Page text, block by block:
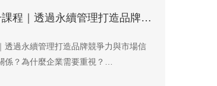
ESG與品牌價值提升課程｜透過永續管理打造品牌競爭力與市場信任
透過永續管理打造品牌競爭力與市場信
？為什麼企業需要重視？